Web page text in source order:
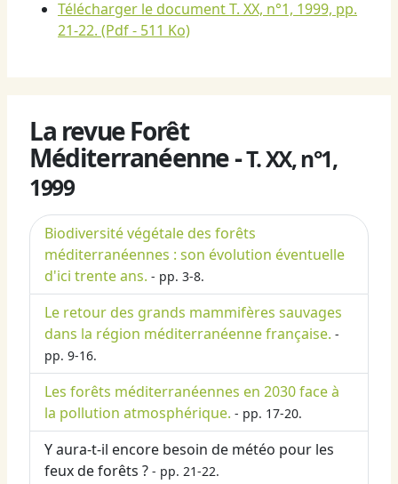
Télécharger le document T. XX, n°1, 1999, pp.
21-22. (Pdf - 511 Ko)
La revue Forêt
Méditerranéenne -T. XX, n°1,
1999
Biodiversité végétale des forêts
méditerranéennes : son évolution éventuelle
d'ici trente ans. - pp. 3-8.
Le retour des grands mammifères sauvages
dans la région méditerranéenne française. -
pp. 9-16.
Les forêts méditerranéennes en 2030 face à
la pollution atmosphérique. - pp. 17-20.
Y aura-t-il encore besoin de météo pour les
feux de forêts ? - pp. 21-22.